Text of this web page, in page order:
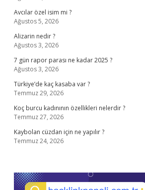
Avcılar özel isim mi ?
Ağustos 5, 2026
Alizarin nedir ?
Ağustos 3, 2026
7 gün rapor parası ne kadar 2025 ?
Ağustos 3, 2026
Türkiye’de kaç kasaba var ?
Temmuz 29, 2026
Koç burcu kadınının özellikleri nelerdir ?
Temmuz 27, 2026
Kaybolan cüzdan için ne yapılır ?
Temmuz 24, 2026